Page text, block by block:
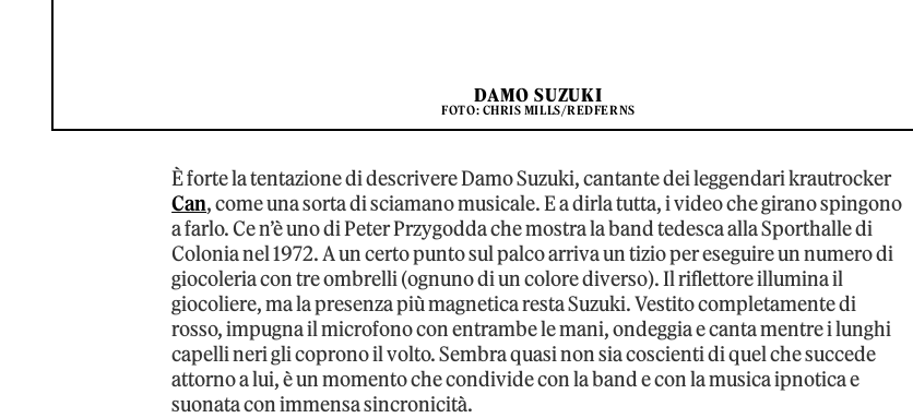
DAMO SUZUKI
FOTO: CHRIS MILLS/REDFERNS
È forte la tentazione di descrivere Damo Suzuki, cantante dei leggendari krautrocker
Can, come una sorta di sciamano musicale. E a dirla tutta, i video che girano spingono
a farlo. Ce n’è uno di Peter Przygodda che mostra la band tedesca alla Sporthalle di
Colonia nel 1972. A un certo punto sul palco arriva un tizio per eseguire un numero di
giocoleria con tre ombrelli (ognuno di un colore diverso). Il riflettore illumina il
giocoliere, ma la presenza più magnetica resta Suzuki. Vestito completamente di
rosso, impugna il microfono con entrambe le mani, ondeggia e canta mentre i lunghi
capelli neri gli coprono il volto. Sembra quasi non sia coscienti di quel che succede
attorno a lui, è un momento che condivide con la band e con la musica ipnotica e
suonata con immensa sincronicità.